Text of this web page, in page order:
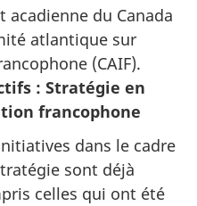
acadienne du Canada
atlantique sur
(CAIF).
: Stratégie en
francophone
dans le cadre
sont déjà
celles qui ont été